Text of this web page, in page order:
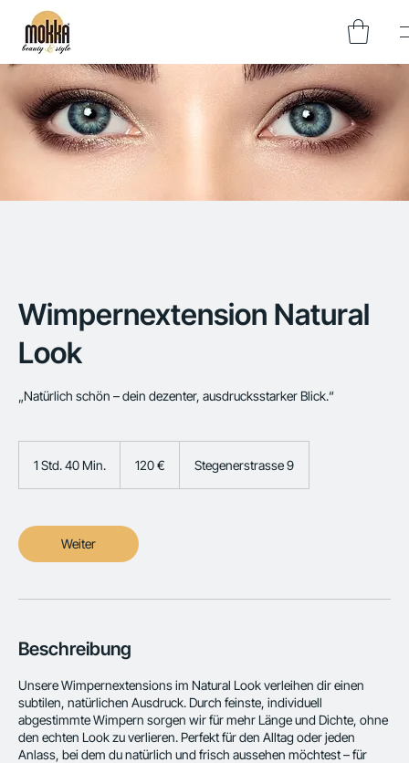
Wimpernextension Natural
Look
„Natürlich schön – dein dezenter, ausdrucksstarker Blick.“
1 Std. 40 Min.
n
120 € Stegenerstrasse 9
Weiter
Beschreibung
Unsere Wimpernextensions im Natural Look verleihen dir einen
subtilen, natürlichen Ausdruck. Durch feinste, individuell
abgestimmte Wimpern sorgen wir für mehr Länge und Dichte, ohne
den echten Look zu verlieren. Perfekt für den Alltag oder jeden
Anlass, bei dem du natürlich und frisch aussehen möchtest – für